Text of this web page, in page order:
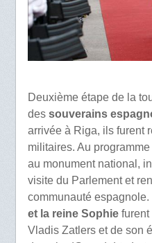
Deuxième étape de la
des souverains
arrivée à Riga, ils furent
militaires. Au
au monument national,
visite du Parlement et
communauté espagnole.
et la reine Sophiefurent
Vladis Zatlers et de son